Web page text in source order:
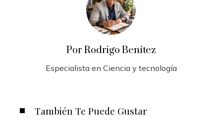
Por Rodrigo Benítez
Especialista en Ciencia y tecnología
También Te Puede Gustar